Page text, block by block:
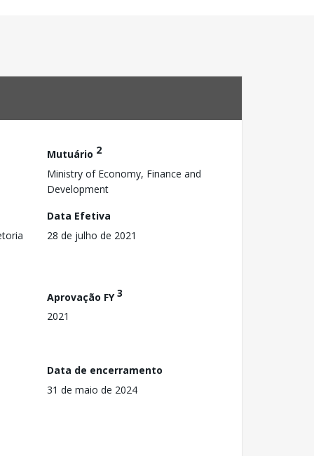
Mutuário 2
Ministry of Economy, Finance and
Development
Data Efetiva
28 de julho de 2021
Aprovação FY3
2021
Data de encerramento
31 de maio de 2024